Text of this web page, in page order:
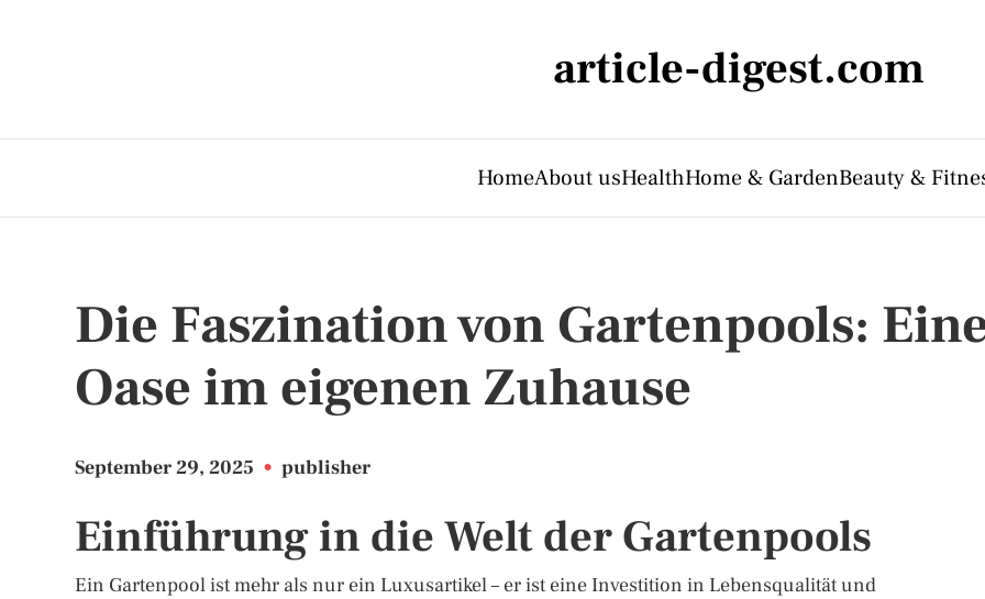
article-digest.com
HomeAbout usHealthHome & GardenBeauty &
Die Faszination von Gartenpools:
Oase im eigenen Zuhause
September 29, 2025 • publisher
Einführung in die Welt der Gartenpools
Ein Gartenpool ist mehr als nur ein Luxusartikel – er ist eine Investition in Lebensqualität und